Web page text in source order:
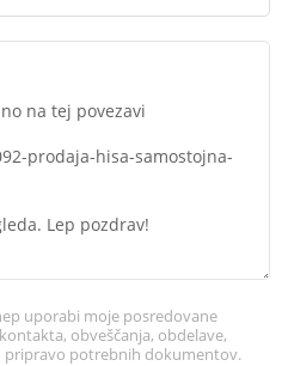
uporabi moje posredovane
obveščanja, obdelave,
potrebnih dokumentov.